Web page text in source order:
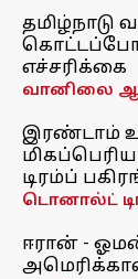
எச்சரிக்கை
வானிலை
இரண்டாம்
டிரம்ப்
டொனால்ட்
ஈரான் -